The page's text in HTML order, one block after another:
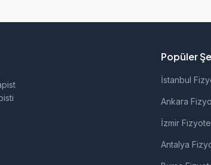
Popüler
İstanbul
Ankara
İzmir
Antalya